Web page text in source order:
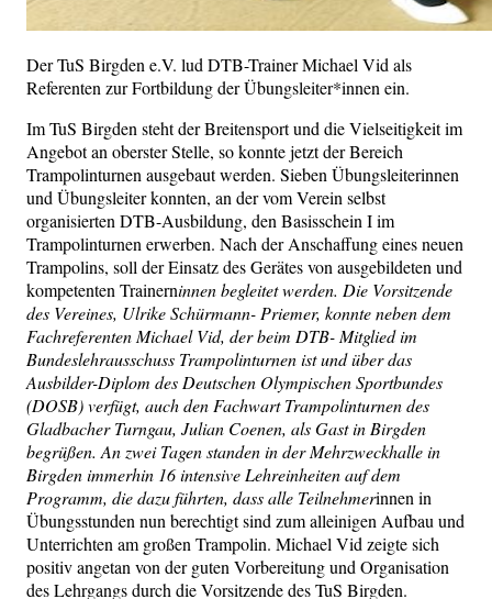
Der TuS Birgden e.V. lud DTB-Trainer Michael Vid als
Referenten zur Fortbildung der Übungsleiter*innen ein.
Im TuS Birgden steht der Breitensport und die Vielseitigkeit im
Angebot an oberster Stelle, so konnte jetzt der Bereich
Trampolinturnen ausgebaut werden. Sieben Übungsleiterinnen
und Übungsleiter konnten, an der vom Verein selbst
organisierten DTB-Ausbildung, den Basisschein I im
Trampolinturnen erwerben. Nach der Anschaffung eines neuen
Trampolins, soll der Einsatz des Gerätes von ausgebildeten und
kompetenten Trainerninnen begleitet werden. Die Vorsitzende
des Vereines, Ulrike Schürmann- Priemer, konnte neben dem
Fachreferenten Michael Vid, der beim DTB- Mitglied im
Bundeslehrausschuss Trampolinturnen ist und über das
Ausbilder-Diplom des Deutschen Olympischen Sportbundes
(DOSB) verfügt, auch den Fachwart Trampolinturnen des
Gladbacher Turngau, Julian Coenen, als Gast in Birgden
begrüßen. An zwei Tagen standen in der Mehrzweckhalle in
Birgden immerhin 16 intensive Lehreinheiten auf dem
Programm, die dazu führten, dass alle Teilnehmerinnen in
Übungsstunden nun berechtigt sind zum alleinigen Aufbau und
Unterrichten am großen Trampolin. Michael Vid zeigte sich
positiv angetan von der guten Vorbereitung und Organisation
des Lehrgangs durch die Vorsitzende des TuS Birgden.